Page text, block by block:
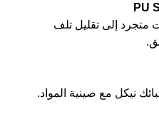
متجرد إلى تقليل تلف